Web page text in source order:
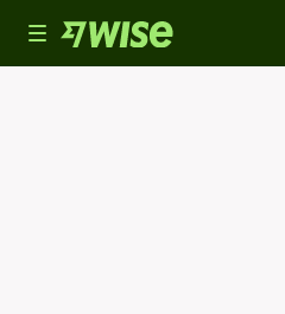
Toggle
navigation